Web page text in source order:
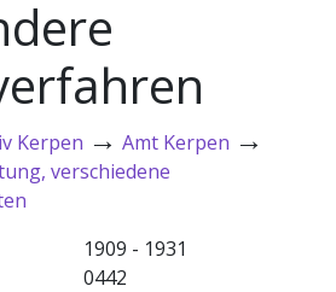
Kerpen → Amt Kerpen →
verschiedene
1909 - 1931
0442